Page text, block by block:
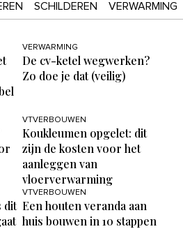
SCHILDEREN VERWARMING
VERWARMING
De cv-ketel wegwerken?
Zo doe je dat (veilig)
VTVERBOUWEN
Koukleumen opgelet: dit
zijn de kosten voor het
aanleggen van
vloerverwarming
dit
VTVERBOUWEN
Een houten veranda aan
huis bouwen in 10 stappen